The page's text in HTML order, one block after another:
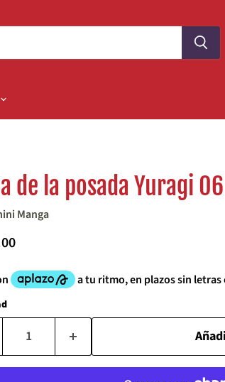
de la posada Yuragi 06
Manga